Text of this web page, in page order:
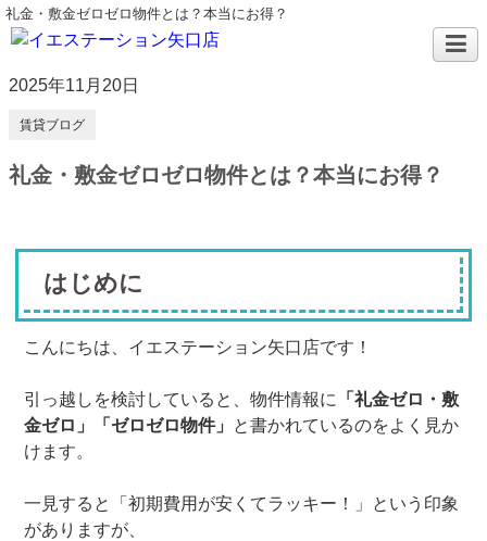
礼金・敷金ゼロゼロ物件とは？本当にお得？
2025年11月20日
賃貸ブログ
礼金・敷金ゼロゼロ物件とは？本当にお得？
はじめに
こんにちは、イエステーション矢口店です！
引っ越しを検討していると、物件情報に
「礼金ゼロ・敷
金ゼロ」「ゼロゼロ物件」 と書かれているのをよく見か
けます。
一見すると「初期費用が安くてラッキー！」という印象
がありますが、